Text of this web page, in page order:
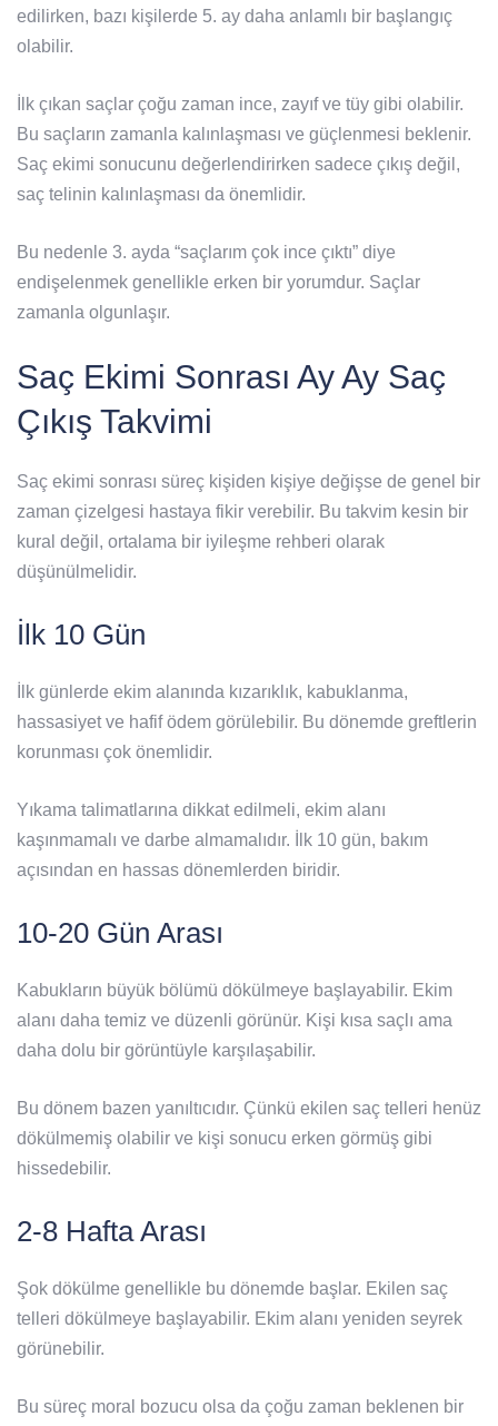
edilirken, bazı kişilerde 5. ay daha anlamlı bir başlangıç
olabilir.
İlk çıkan saçlar çoğu zaman ince, zayıf ve tüy gibi olabilir.
Bu saçların zamanla kalınlaşması ve güçlenmesi beklenir.
Saç ekimi sonucunu değerlendirirken sadece çıkış değil,
saç telinin kalınlaşması da önemlidir.
Bu nedenle 3. ayda “saçlarım çok ince çıktı” diye
endişelenmek genellikle erken bir yorumdur. Saçlar
zamanla olgunlaşır.
Saç Ekimi Sonrası Ay Ay Saç
Çıkış Takvimi
Saç ekimi sonrası süreç kişiden kişiye değişse de genel bir
zaman çizelgesi hastaya fikir verebilir. Bu takvim kesin bir
kural değil, ortalama bir iyileşme rehberi olarak
düşünülmelidir.
İlk 10 Gün
İlk günlerde ekim alanında kızarıklık, kabuklanma,
hassasiyet ve hafif ödem görülebilir. Bu dönemde greftlerin
korunması çok önemlidir.
Yıkama talimatlarına dikkat edilmeli, ekim alanı
kaşınmamalı ve darbe almamalıdır. İlk 10 gün, bakım
açısından en hassas dönemlerden biridir.
10-20 Gün Arası
Kabukların büyük bölümü dökülmeye başlayabilir. Ekim
alanı daha temiz ve düzenli görünür. Kişi kısa saçlı ama
daha dolu bir görüntüyle karşılaşabilir.
Bu dönem bazen yanıltıcıdır. Çünkü ekilen saç telleri henüz
dökülmemiş olabilir ve kişi sonucu erken görmüş gibi
hissedebilir.
2-8 Hafta Arası
Şok dökülme genellikle bu dönemde başlar. Ekilen saç
telleri dökülmeye başlayabilir. Ekim alanı yeniden seyrek
görünebilir.
Bu süreç moral bozucu olsa da çoğu zaman beklenen bir